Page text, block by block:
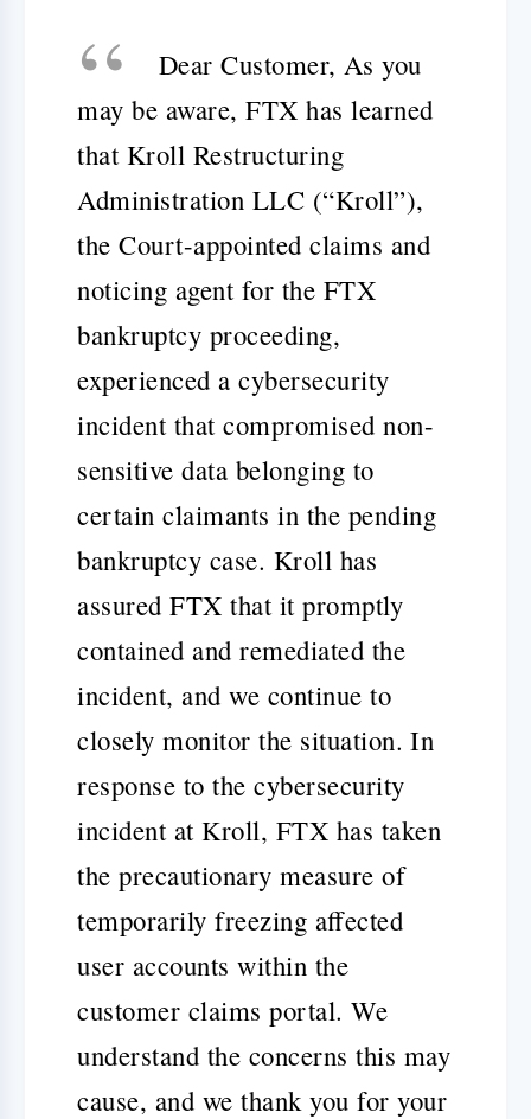
Dear Customer, As you
may be aware, FTX has learned
that Kroll Restructuring
Administration LLC (“Kroll”),
the Court-appointed claims and
noticing agent for the FTX
bankruptcy proceeding,
experienced a cybersecurity
incident that compromised non-
sensitive data belonging to
certain claimants in the pending
bankruptcy case. Kroll has
assured FTX that it promptly
contained and remediated the
incident, and we continue to
closely monitor the situation. In
response to the cybersecurity
incident at Kroll, FTX has taken
the precautionary measure of
temporarily freezing affected
user accounts within the
customer claims portal. We
understand the concerns this may
cause, and we thank you for your